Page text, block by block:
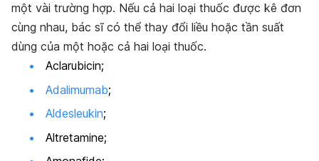
một vài trường hợp. Nếu cả hai loại thuốc được kê đơn
cùng nhau, bác sĩ có thể thay đổi liều hoặc tần suất
dùng của một hoặc cả hai loại thuốc.
Aclarubicin;
Adalimumab;
Aldesleukin;
Altretamine;